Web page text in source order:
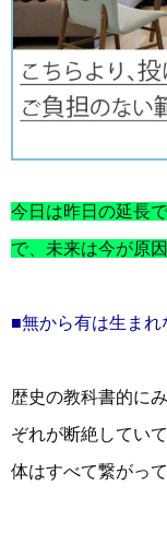
今日は昨日の延長
で、未来は今が原因
■無から有は生まれ
歴史の教科書的に
ぞれが断絶してい
体はすべて繋がっ